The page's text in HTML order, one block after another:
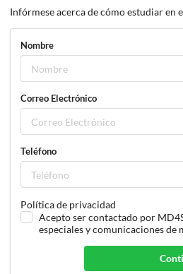
Infórmese acerca de cómo estudiar en
Nombre
Correo Electrónico
Teléfono
Política de privacidad
Acepto ser contactado por
especiales y comunicaciones de